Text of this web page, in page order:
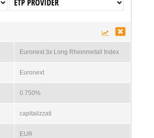
Euronext 3x Long Rheinmetall Index
Euronext
0.750%
capitalizzati
EUR